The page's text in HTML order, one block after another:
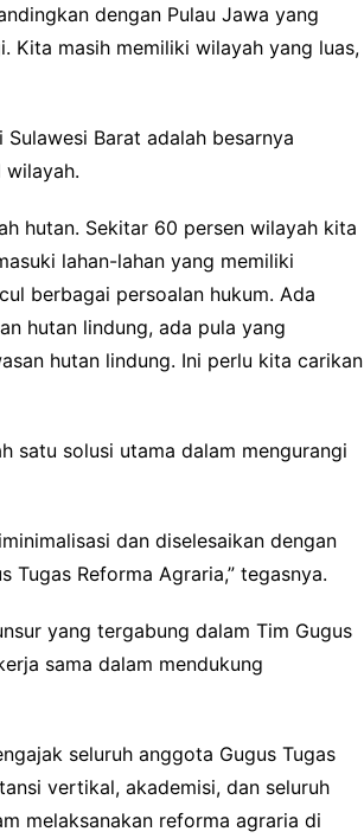
dengan Pulau Jawa yang
Kita masih memiliki wilayah yang luas,
Barat adalah besarnya
hutan. Sekitar 60 persen wilayah kita
lahan-lahan yang memiliki
berbagai persoalan hukum. Ada
hutan lindung, ada pula yang
hutan lindung. Ini perlu kita carikan
satu solusi utama dalam mengurangi
dan diselesaikan dengan
Reforma Agraria,” tegasnya.
yang tergabung dalam Tim Gugus
sama dalam mendukung
seluruh anggota Gugus Tugas
vertikal, akademisi, dan seluruh
melaksanakan reforma agraria di